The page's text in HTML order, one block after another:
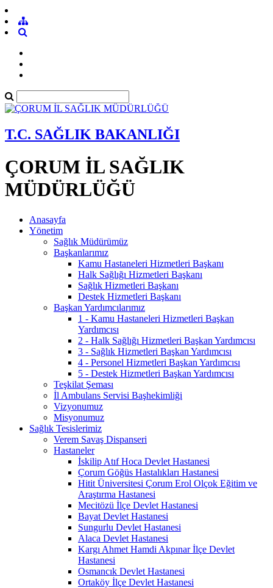
T.C. SAĞLIK BAKANLIĞI
ÇORUM İL SAĞLIK
MÜDÜRLÜĞÜ
Anasayfa
Yönetim
Sağlık Müdürümüz
Başkanlarımız
Kamu Hastaneleri Hizmetleri Başkanı
Halk Sağlığı Hizmetleri Başkanı
Sağlık Hizmetleri Başkanı
Destek Hizmetleri Başkanı
Başkan Yardımcılarımız
1 - Kamu Hastaneleri Hizmetleri Başkan
Yardımcısı
2 - Halk Sağlığı Hizmetleri Başkan Yardımcısı
3 - Sağlık Hizmetleri Başkan Yardımcısı
4 - Personel Hizmetleri Başkan Yardımcısı
5 - Destek Hizmetleri Başkan Yardımcısı
Teşkilat Şeması
İl Ambulans Servisi Başhekimliği
Vizyonumuz
Misyonumuz
Sağlık Tesislerimiz
Verem Savaş Dispanseri
Hastaneler
İskilip Atıf Hoca Devlet Hastanesi
Çorum Göğüs Hastalıkları Hastanesi
Hitit Üniversitesi Çorum Erol Olçok Eğitim ve
Araştırma Hastanesi
Mecitözü İlçe Devlet Hastanesi
Bayat Devlet Hastanesi
Sungurlu Devlet Hastanesi
Alaca Devlet Hastanesi
Kargı Ahmet Hamdi Akpınar İlçe Devlet
Hastanesi
Osmancık Devlet Hastanesi
Ortaköy İlçe Devlet Hastanesi